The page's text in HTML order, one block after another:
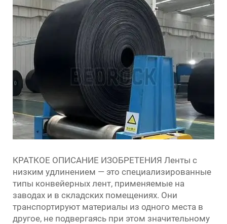
КРАТКОЕ ОПИСАНИЕ ИЗОБРЕТЕНИЯ Ленты с
низким удлинением — это специализированные
типы конвейерных лент, применяемые на
заводах и в складских помещениях. Они
транспортируют материалы из одного места в
другое, не подвергаясь при этом значительному